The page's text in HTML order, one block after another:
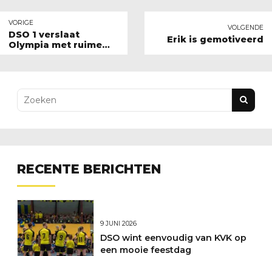
VORIGE
DSO 1 verslaat
Olympia met ruime
VOLGENDE
Erik is gemotiveerd
RECENTE BERICHTEN
9 JUNI 2026
DSO wint eenvoudig van KVK op
een mooie feestdag